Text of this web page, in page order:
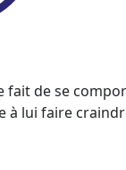
fait de se
à lui faire